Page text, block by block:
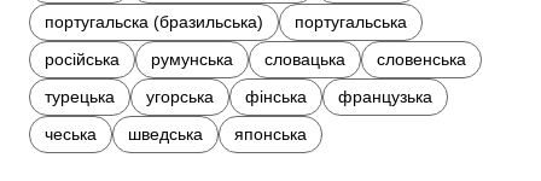
португальска (бразильська)
португальська
російська
румунська словацька
словенська
турецька
угорська фінська
французька
чеська
шведська японська